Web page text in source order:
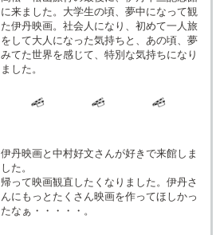
に来ました。大学生の頃、夢中になって観
た伊丹映画。社会人になり、初めて一人旅
をして大人になった気持ちと、あの頃、夢
みてた世界を感じて、特別な気持ちになり
ました。
伊丹映画と中村好文さんが好きで来館しま
した。
帰って映画観直したくなりました。伊丹さ
んにもっとたくさん映画を作ってほしかっ
たなぁ・・・・・。